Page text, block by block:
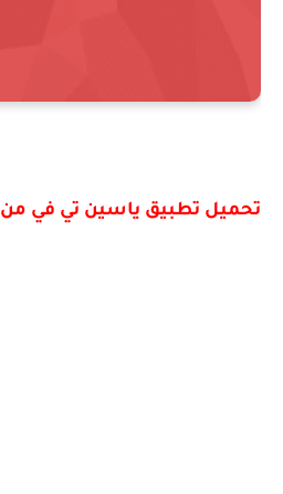
تحميل تطبيق ياسين تي في من